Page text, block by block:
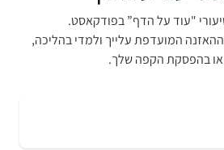
שיעורי "עוד על הדף” בפודקאסט.
המועדפת עלייך ולמדי בהליכה,
בהפסקת הקפה שלך.